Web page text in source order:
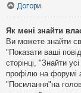
Догори
Як мені знайти
Ви можете знайти
"Показати ваші
сторінці, "Знайти
профілю на форумі
"Посилання"на